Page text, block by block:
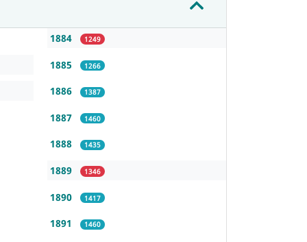
1884 1249
1885 1266
1886 1387
1887 1460
1888 1435
1889 1346
1890 1417
1891 1460